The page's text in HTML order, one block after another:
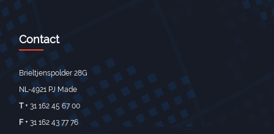
Contact
Brieltjenspolder 28G
NL-4921 PJ Made
T + 31 162 45 67 00
F+ 31 162 43 77 76